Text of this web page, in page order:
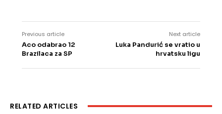
Previous article
Aco odabrao 12
Brazilaca za SP
Next article
Luka Pandurić se vratio u
hrvatsku ligu
RELATED ARTICLES